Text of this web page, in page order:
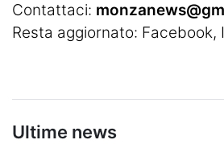
Contattaci:
Resta aggiornato: Facebook,
Ultime news